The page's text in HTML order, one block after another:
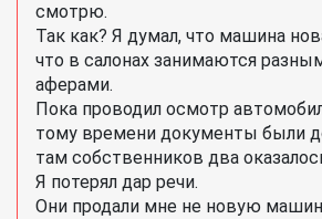
смотрю.
Так как? Я думал, что машина
что в салонах занимаются
аферами.
Пока проводил осмотр
тому времени документы были
там собственников два
Я потерял дар речи.
Они продали мне не новую